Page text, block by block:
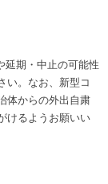
期・中止の可能性
い。なお、新型コ
体からの外出自粛
けるようお願いい